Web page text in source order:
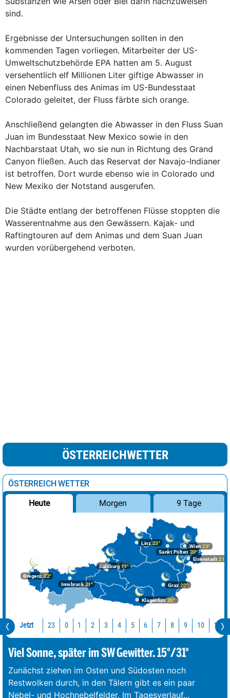
sind.
Ergebnisse der Untersuchungen sollten in den
kommenden Tagen vorliegen. Mitarbeiter der US-
Umweltschutzbehörde EPA hatten am 5. August
versehentlich elf Millionen Liter giftige Abwasser in
einen Nebenfluss des Animas im US-Bundesstaat
Colorado geleitet, der Fluss färbte sich orange.
Anschließend gelangten die Abwasser in den Fluss Suan
Juan im Bundesstaat New Mexico sowie in den
Nachbarstaat Utah, wo sie nun in Richtung des Grand
Canyon fließen. Auch das Reservat der Navajo-Indianer
ist betroffen. Dort wurde ebenso wie in Colorado und
New Mexiko der Notstand ausgerufen.
Die Städte entlang der betroffenen Flüsse stoppten die
Wasserentnahme aus den Gewässern. Kajak- und
Raftingtouren auf dem Animas und dem Suan Juan
wurden vorübergehend verboten.
ÖSTERREICHWETTER
ÖSTERREICH WETTER
Heute Morgen 9 Tage
Bregenz22°
Graz20°
Innsbruck21°
Klagenfurt 20°
Linz23°
Salzburg19°
Wien 23°
Eisenstadt 21°
Sankt Pölten 20°
Jetzt 23 0 1 2 3 4 5 6 7 8 9 10 11
Viel Sonne, später im SW Gewitter. 15°/31°
Zunächst ziehen im Osten und Südosten noch
Restwolken durch, in den Tälern gibt es ein paar
Nebel- und Hochnebelfelder. Im Tagesverlauf...